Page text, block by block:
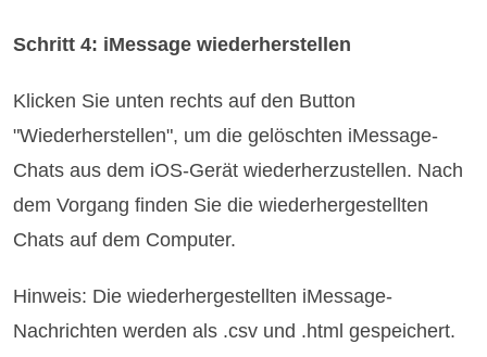
Schritt 4: iMessage wiederherstellen
Klicken Sie unten rechts auf den Button
"Wiederherstellen", um die gelöschten iMessage-
Chats aus dem iOS-Gerät wiederherzustellen. Nach
dem Vorgang finden Sie die wiederhergestellten
Chats auf dem Computer.
Hinweis: Die wiederhergestellten iMessage-
Nachrichten werden als .csv und .html gespeichert.